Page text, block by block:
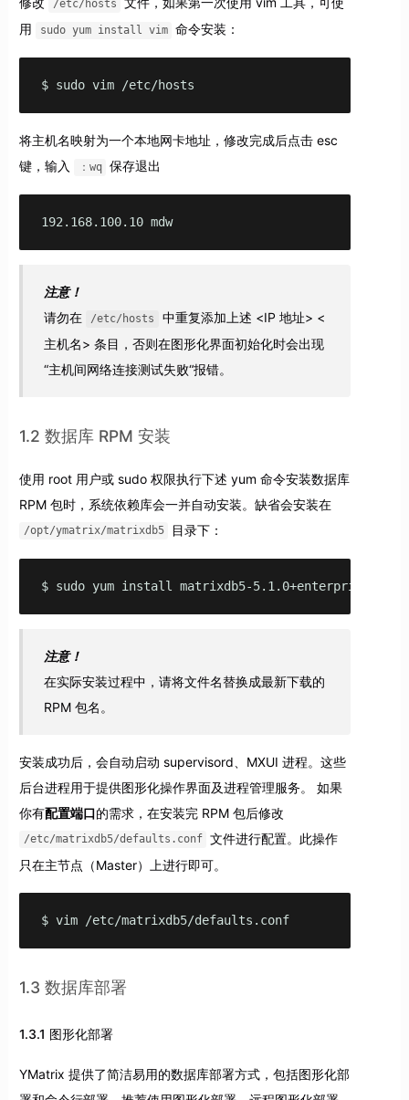
/etc/hosts
用
sudo yum install vim 命令安装：
$ sudo vim /etc/hosts
将主机名映射为一个本地网卡地址，修改完成后点击 esc
键，输入
：wq 保存退出
192.168.100.10 mdw
注意！
请勿在
/etc/hosts
中重复添加上述 <IP 地址> <
主机名> 条目，否则在图形化界面初始化时会出现
“主机间网络连接测试失败“报错。
1.2 数据库 RPM 安装
使用 root 用户或 sudo 权限执行下述 yum 命令安装数据库
RPM 包时，系统依赖库会一并自动安装。缺省会安装在
/opt/ymatrix/matrixdb5 目录下：
$ sudo yum install matrixdb5-
注意！
在实际安装过程中，请将文件名替换成最新下载的
RPM 包名。
安装成功后，会自动启动 supervisord、MXUI 进程。这些
后台进程用于提供图形化操作界面及进程管理服务。 如果
你有配置端口的需求，在安装完 RPM 包后修改
/etc/matrixdb5/defaults.conf
文件进行配置。此操作
只在主节点（Master）上进行即可。
$ vim /etc/matrixdb5/defaults.conf
1.3 数据库部署
1.3.1 图形化部署
YMatrix 提供了简洁易用的数据库部署方式，包括图形化部